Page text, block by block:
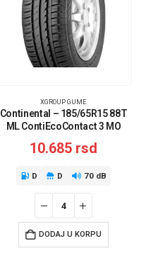
XGROUP GUME
Continental – 185/65R15 88T
ML ContiEcoContact 3 MO
10.685 rsd
D D 70 dB
DODAJ U KORPU